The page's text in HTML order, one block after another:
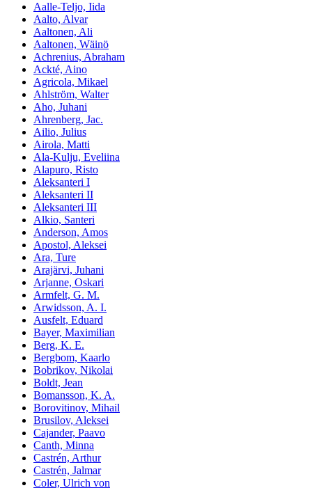
Aalle-Teljo, Iida
Aalto, Alvar
Aaltonen, Ali
Aaltonen, Wäinö
Achrenius, Abraham
Ackté, Aino
Agricola, Mikael
Ahlström, Walter
Aho, Juhani
Ahrenberg, Jac.
Ailio, Julius
Airola, Matti
Ala-Kulju, Eveliina
Alapuro, Risto
Aleksanteri I
Aleksanteri II
Aleksanteri III
Alkio, Santeri
Anderson, Amos
Apostol, Aleksei
Ara, Ture
Arajärvi, Juhani
Arjanne, Oskari
Armfelt, G. M.
Arwidsson, A. I.
Ausfelt, Eduard
Bayer, Maximilian
Berg, K. E.
Bergbom, Kaarlo
Bobrikov, Nikolai
Boldt, Jean
Bomansson, K. A.
Borovitinov, Mihail
Brusilov, Aleksei
Cajander, Paavo
Canth, Minna
Castrén, Arthur
Castrén, Jalmar
Coler, Ulrich von